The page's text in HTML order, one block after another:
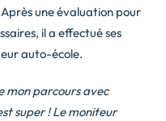
une évaluation pour
il a effectué ses
auto-école.
mon parcours avec
super ! Le moniteur